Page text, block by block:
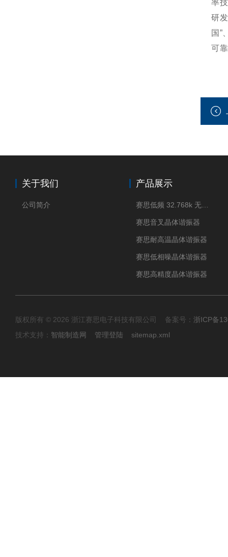
率
研
国”
可
关于我们
公司简介
产品展示
赛思音叉晶体谐振器
赛思耐高温晶体谐振器
赛思低相噪晶体谐振器
赛思高精度晶体谐振器
版权所有 © 2026 浙江赛思电子科技有限公司 备案号： 浙ICP备
技术支持： 智能制造网 管理登陆 sitemap.xml